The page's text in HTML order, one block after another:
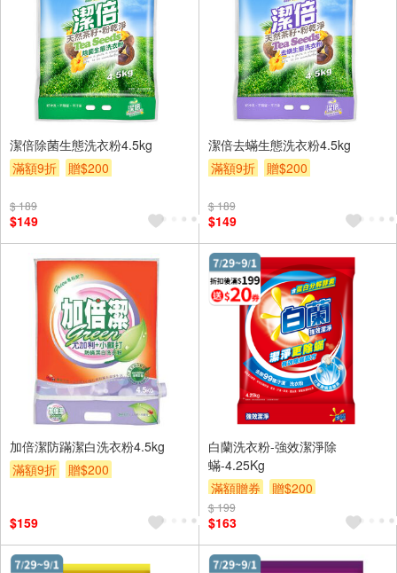
潔倍除菌生態洗衣粉4.5kg
滿額9折
贈$200
$ 189
$149
潔倍去蟎生態洗衣粉4.5kg
滿額9折
贈$200
$ 189
$149
加倍潔防蹣潔白洗衣粉4.5kg
滿額9折
贈$200
$159
白蘭洗衣粉-強效潔淨除
蟎-4.25Kg
滿額贈券
贈$200
$ 199
$163